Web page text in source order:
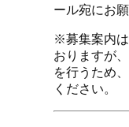
ール宛にお
※募集案内
おりますが
を行うため
ください。